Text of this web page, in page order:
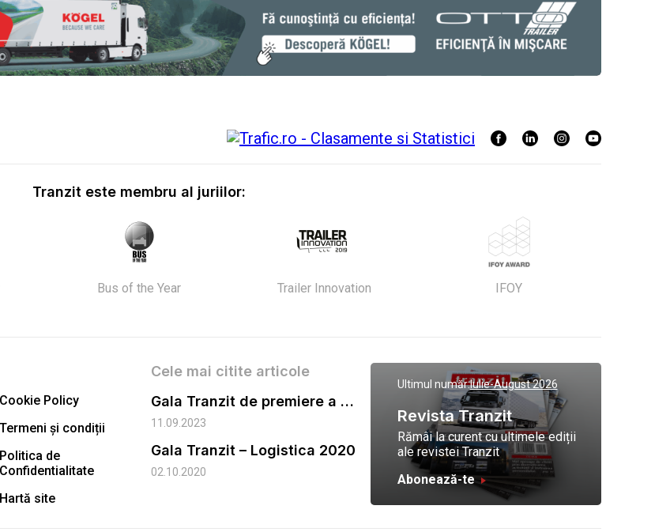
Tranzit este membru al juriilor:
Bus of the Year Trailer Innovation IFOY
Cookie Policy
Termeni și condiții
Politica de
Confidentialitate
Hartă site
Cele mai citite articole
Gala Tranzit de premiere a celor mai eficienti operatori de transport marfa 2023
11.09.2023
Gala Tranzit – Logistica 2020
02.10.2020
Ultimul număr:Iulie-August 2026
Revista Tranzit
Rămâi la curent cu ultimele ediții
ale revistei Tranzit
Abonează-te